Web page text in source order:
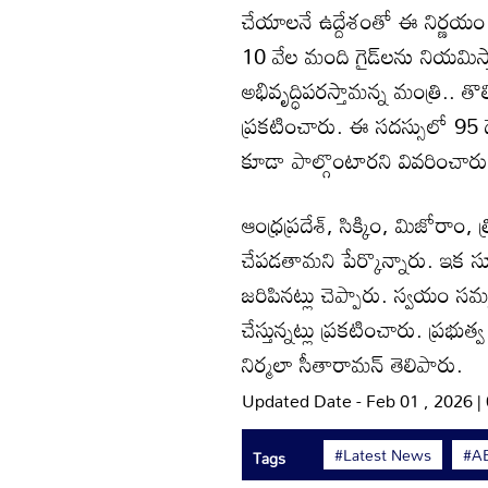
చేయాలనే ఉద్దేశంతో ఈ నిర్ణయం
10 వేల మంది గైడ్‌లను
అభివృద్ధిపరస్తామన్న మంత్రి..
ప్రకటించారు. ఈ సదస్సులో 95
కూడా పాల్గొంటారని
ఆంధ్రప్రదేశ్, సిక్కిం, మిజోరాం,
చేపడతామని పేర్కొన్నారు. ఇక
జరిపినట్లు చెప్పారు. స్వయం
చేస్తున్నట్లు ప్రకటించారు.
నిర్మలా సీతారామన్ తెలిపారు.
Updated Date - Feb 01 , 2026
Tags #Latest News